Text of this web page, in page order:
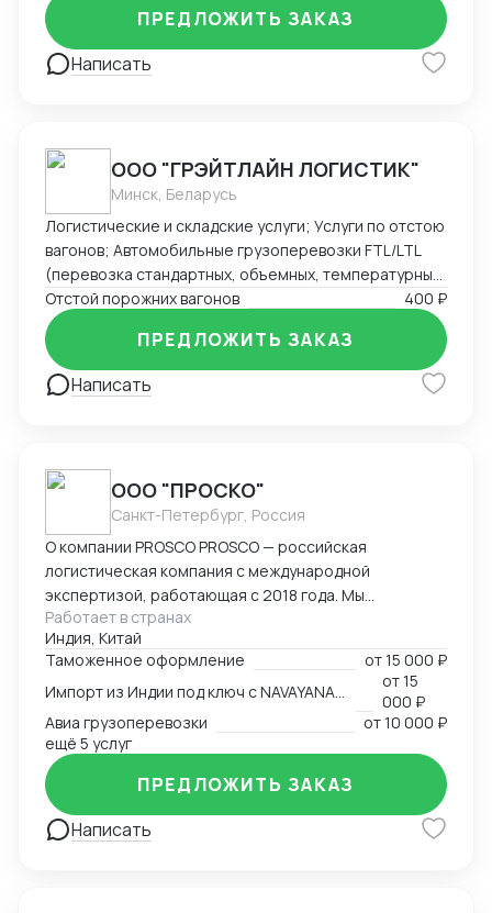
Америки. Знаком со всеми первичными документами
ВЭД.
Написать
ПРЕДЛОЖИТЬ ЗАКАЗ
ООО "ГРЭЙТЛАЙН ЛОГИСТИК"
Минск, Беларусь
Логистические и складские услуги; Услуги по отстою
вагонов; Автомобильные грузоперевозки FTL/LTL
(перевозка стандартных, объемных, температурных
и сборных грузов); Железнодорожные перевозки
FCL/LCL — комплексные услуги с гарантией качества
и соблюдением сроков.
Отстой порожних вагонов 400 ₽
Написать
ПРЕДЛОЖИТЬ ЗАКАЗ
ООО "ПРОСКО"
Санкт-Петербург, Россия
О компании PROSCO PROSCO — российская
логистическая компания с международной
экспертизой, работающая с 2018 года. Мы
предоставляем полный цикл логистических и
внешнеэкономических услуг: от международных
перевозок и таможенного оформления до
сопровождения и контрактной логистики. Основные
направления работы: международные перевозки
(авиа, авто, море, ж/д); складская логистика и
таможенное оформление; сопровождение ВЭД и
поиск производителей; работа с опасными,
сборными и негабаритными грузами. География
присутствия: Офисы компании расположены в
Работает в странах
Индия, Китай
Таможенное оформление
от15 000 ₽
от15
000 ₽
Авиа грузоперевозки
от10 000 ₽
ещё 5 услуг
Написать
ПРЕДЛОЖИТЬ ЗАКАЗ